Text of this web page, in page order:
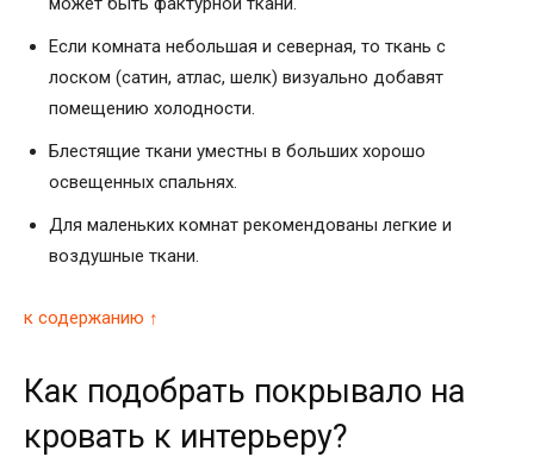
Если комната небольшая и северная, то ткань с
лоском (сатин, атлас, шелк) визуально добавят
помещению холодности.
Блестящие ткани уместны в больших хорошо
освещенных спальнях.
Для маленьких комнат рекомендованы легкие и
воздушные ткани.
к содержанию ↑
Как подобрать покрывало на
кровать к интерьеру?